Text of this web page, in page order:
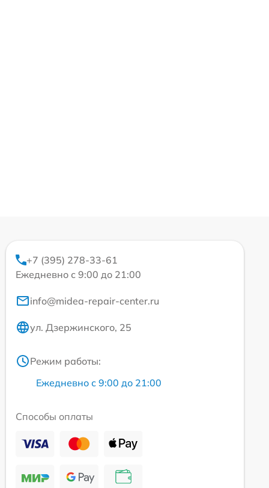
+7 (395) 278-33-61
Ежедневно с 9:00 до 21:00
info@midea-repair-center.ru
ул. Дзержинского, 25
Режим работы:
Ежедневно с 9:00 до 21:00
Способы оплаты